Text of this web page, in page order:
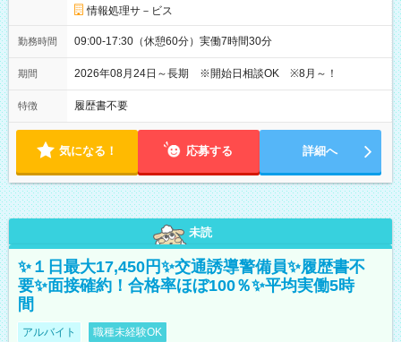
情報処理サ－ビス
勤務時間 09:00-17:30（休憩60分）実働7時間30分
期間 2026年08月24日～長期 ※開始日相談OK ※8月～！
特徴 履歴書不要
気になる！ 応募する 詳細へ
未読
✨１日最大17,450円✨交通誘導警備員✨履歴書不
要✨面接確約！合格率ほぼ100％✨平均実働5時
間
アルバイト 職種未経験OK